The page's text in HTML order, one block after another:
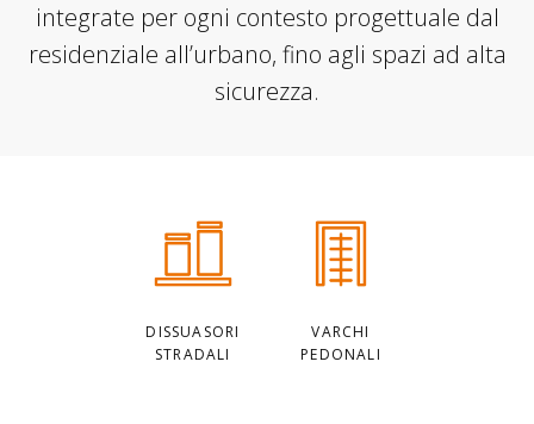
integrate per ogni contesto progettuale dal
residenziale all’urbano, fino agli spazi ad alta
sicurezza.
DISSUASORI
STRADALI
VARCHI
PEDONALI